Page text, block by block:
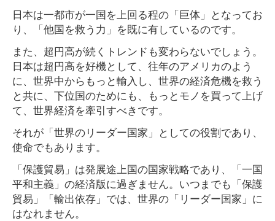
日本は一都市が一国を上回る程の「巨体」となってお
り、「他国を救う力」を既に有しているのです。
また、超円高が続くトレンドも変わらないでしょう。
日本は超円高を好機として、往年のアメリカのよう
に、世界中からもっと輸入し、世界の経済危機を救う
と共に、下位国のためにも、もっとモノを買って上げ
て、世界経済を牽引すべきです。
それが「世界のリーダー国家」としての役割であり、
使命でもあります。
「保護貿易」は発展途上国の国家戦略であり、「一国
平和主義」の経済版に過ぎません。いつまでも「保護
貿易」「輸出依存」では、世界の「リーダー国家」に
はなれません。